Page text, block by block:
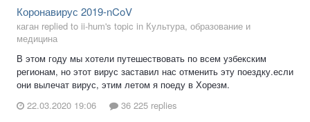
Коронавирус 2019-nCoV
каган replied to ii-hum's topic in Культура, образование и
медицина
В этом году мы хотели путешествовать по всем узбекским
регионам, но этот вирус заставил нас отменить эту поездку.если
они вылечат вирус, этим летом я поеду в Хорезм.
22.03.2020 19:06
36 225 replies